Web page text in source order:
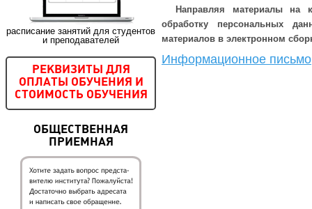
расписание занятий для студентов
и преподавателей
РЕКВИЗИТЫ ДЛЯ
ОПЛАТЫ ОБУЧЕНИЯ И
СТОИМОСТЬ ОБУЧЕНИЯ
ОБЩЕСТВЕННАЯ
ПРИЕМНАЯ
Направляя материалы на
обработку персональных
материалов в электронном
Информационное письмо